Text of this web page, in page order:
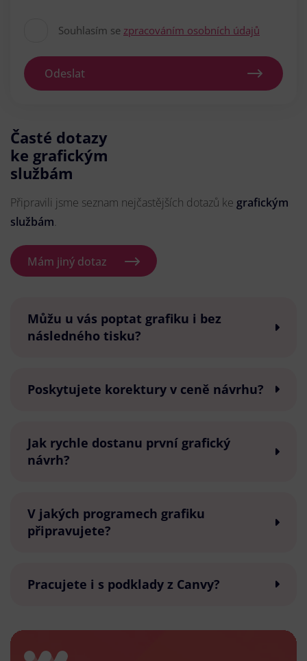
Souhlasím se zpracováním osobních údajů
Odeslat
Časté dotazy
ke grafickým
službám
Připravili jsme seznam nejčastějších dotazů ke grafickým
službám.
Mám jiný dotaz
Můžu u vás poptat grafiku i bez
následného tisku?
Poskytujete korektury v ceně návrhu?
Jak rychle dostanu první grafický
návrh?
V jakých programech grafiku
připravujete?
Pracujete i s podklady z Canvy?